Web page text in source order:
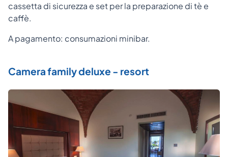
cassetta di sicurezza e set per la preparazione di tè e
caffè.
A pagamento: consumazioni minibar.
Camera family deluxe - resort